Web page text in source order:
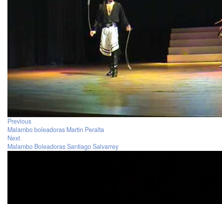
Previous
Malambo boleadoras Martin Peralta
Next
Malambo Boleadoras Santiago Salvarrey